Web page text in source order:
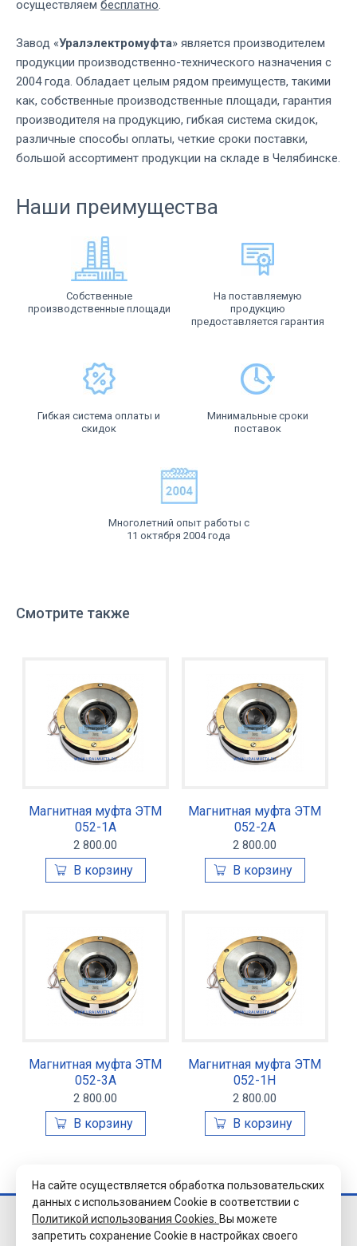
осуществляем бесплатно.
Завод «Уралэлектромуфта» является производителем
продукции производственно-технического назначения с
2004 года. Обладает целым рядом преимуществ, такими
как, собственные производственные площади, гарантия
производителя на продукцию, гибкая система скидок,
различные способы оплаты, четкие сроки поставки,
большой ассортимент продукции на складе в Челябинске.
Наши преимущества
Собственные
производственные площади
На поставляемую
продукцию
предоставляется гарантия
Гибкая система оплаты и
скидок
Минимальные сроки
поставок
Многолетний опыт работы с
11 октября 2004 года
Смотрите также
Магнитная муфта ЭТМ
052-1А
2 800.00
Магнитная муфта ЭТМ
052-2А
2 800.00
Магнитная муфта ЭТМ
052-3А
2 800.00
Магнитная муфта ЭТМ
052-1Н
2 800.00
© 2026 Завод
«Уралэлектромуфта»
На сайте осуществляется обработка пользовательских
данных с использованием Cookie в соответствии с
Политикой использования Cookies. Вы можете
запретить сохранение Cookie в настройках своего